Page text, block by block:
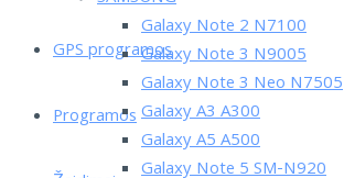
GPS programos
Programos
Galaxy Note 2 N7100
Galaxy Note 3 N9005
Galaxy Note 3 Neo N7505
Galaxy A3 A300
Galaxy A5 A500
Galaxy Note 5 SM-N920